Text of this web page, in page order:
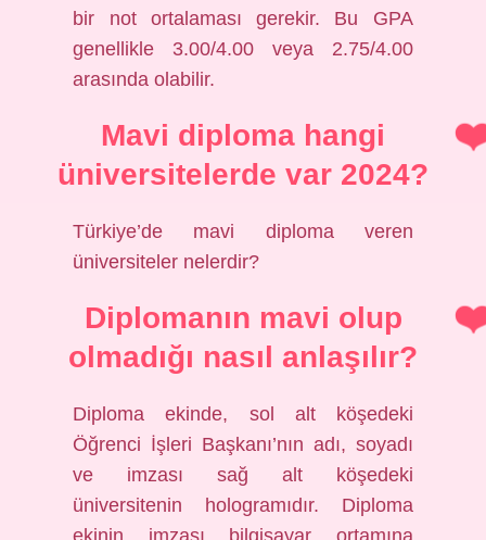
bir not ortalaması gerekir. Bu GPA
genellikle 3.00/4.00 veya 2.75/4.00
arasında olabilir.
Mavi diploma hangi
üniversitelerde var 2024?
Türkiye’de mavi diploma veren
üniversiteler nelerdir?
Diplomanın mavi olup
olmadığı nasıl anlaşılır?
Diploma ekinde, sol alt köşedeki
Öğrenci İşleri Başkanı’nın adı, soyadı
ve imzası sağ alt köşedeki
üniversitenin hologramıdır. Diploma
ekinin imzası bilgisayar ortamına